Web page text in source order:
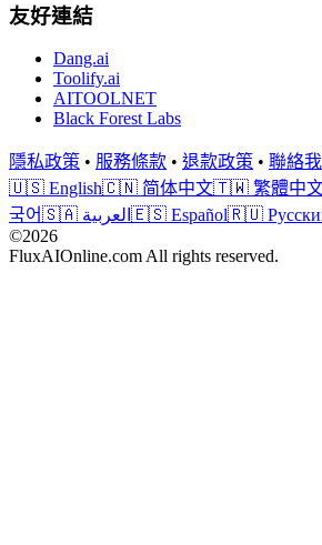
友好連結
Dang.ai
Toolify.ai
AITOOLNET
Black Forest Labs
隱私政策 • 服務條款 • 退款政策 • 聯絡
🇺🇸 English🇨🇳 简体中文🇹🇼 繁體中
국어
🇸🇦 العربية 🇪🇸 Español🇷🇺
©2026
FluxAIOnline.com All rights reserved.